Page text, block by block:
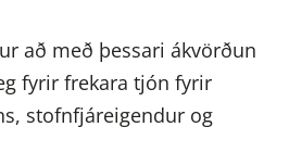
að með þessari ákvörðun
fyrir frekara tjón fyrir
stofnfjáreigendur og